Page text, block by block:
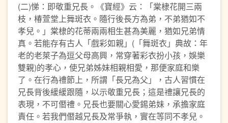
(二)悌：即敬重兄長。《寶經》云：「棠棣花開三兩
枝，椿萱堂上舞斑衣。隨行後長方為弟，不弟猶如不
孝兒。」棠棣的花蒂兩兩相生甚為美麗，猶如兄弟情
真。若能存有古人「戲彩如親」(「舞斑衣」典故：年
老的老萊子為逗父母高興，常穿著彩衣扮小孩，娛樂
雙親)的孝心，使兄弟姊妹相親相愛，那便家庭和樂
了。在行為禮節上，所謂「長兄為父」，古人習慣在
兄長背後緩緩跟隨，以示敬重兄長；這是禮讓兄長的
表現，不可僭禮。兄長也要關心愛錫弟妹，承擔家庭
責任。若我們僭越兄長及常爭執，實在等同不孝兒。